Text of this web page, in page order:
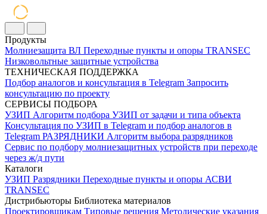
Продукты
Молниезащита ВЛ Переходные пункты и опоры TRANSEC
Низковольтные защитные устройства
ТЕХНИЧЕСКАЯ ПОДДЕРЖКА
Подбор аналогов и консультация в Telegram Запросить
консультацию по проекту
СЕРВИСЫ ПОДБОРА
УЗИП Алгоритм подбора УЗИП от задачи и типа объекта
Консультация по УЗИП в Telegram и подбор аналогов в
Telegram РАЗРЯДНИКИ Алгоритм выбора разрядников
Сервис по подбору молниезащитных устройств при переходе
через ж/д пути
Каталоги
УЗИП Разрядники Переходные пункты и опоры АСВИ
TRANSEC
Дистрибьюторы Библиотека материалов
Проектировщикам Типовые решения Методические указания